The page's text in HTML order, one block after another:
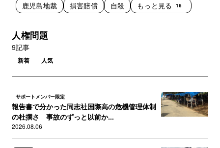
鹿児島地裁
損害賠償 自殺 もっと見る 16
人権問題
9記事
新着 人気
サポートメンバー限定
報告書で分かった同志社国際高の危機管理体制
の杜撰さ 事故のずっと以前か...
2026.08.06